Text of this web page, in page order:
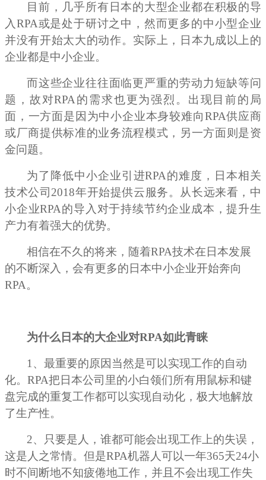
目前，几乎所有日本的大型企业都在积极的导
入RPA或是处于研讨之中，然而更多的中小型企业
并没有开始太大的动作。实际上，日本九成以上的
企业都是中小企业。
而这些企业往往面临更严重的劳动力短缺等问
题，故对RPA的需求也更为强烈。出现目前的局
面，一方面是因为中小企业本身较难向RPA供应商
或厂商提供标准的业务流程模式，另一方面则是资
金问题。
为了降低中小企业引进RPA的难度，日本相关
技术公司2018年开始提供云服务。从长远来看，中
小企业RPA的导入对于持续节约企业成本，提升生
产力有着强大的优势。
相信在不久的将来，随着RPA技术在日本发展
的不断深入，会有更多的日本中小企业开始奔向
RPA。
为什么日本的大企业对RPA如此青睐
1、最重要的原因当然是可以实现工作的自动
化。RPA把日本公司里的小白领们所有用鼠标和键
盘完成的重复工作都可以实现自动化，极大地解放
了生产性。
2、只要是人，谁都可能会出现工作上的失误，
这是人之常情。但是RPA机器人可以一年365天24小
时不间断地不知疲倦地工作，并且不会出现工作失